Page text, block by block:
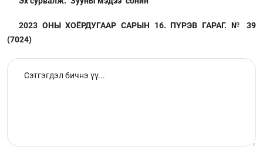
2023 ОНЫ ХОЁРДУГААР САРЫН 16. ПҮРЭВ ГАРАГ. № 39
(7024)